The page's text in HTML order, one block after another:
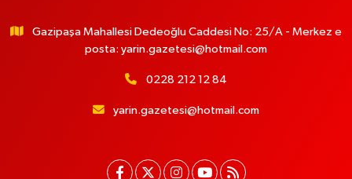
Gazipaşa Mahallesi Dedeoğlu Caddesi No: 25/A - Merkez e
posta: yarin.gazetesi@hotmail.com
0228 212 12 84
yarin.gazetesi@hotmail.com